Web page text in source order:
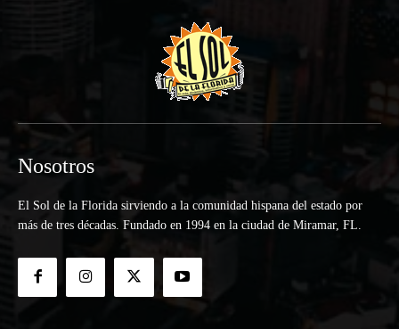
Nosotros
El Sol de la Florida sirviendo a la comunidad hispana del estado por
más de tres décadas. Fundado en 1994 en la ciudad de Miramar, FL.